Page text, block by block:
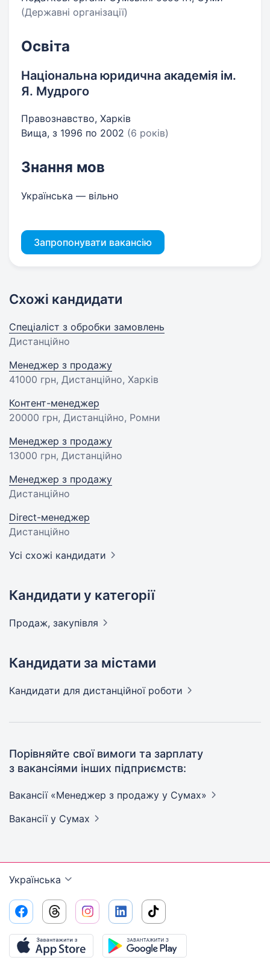
(Державні організації)
Освіта
Національна юридична академія ім.
Я. Мудрого
Правознавство, Харків
Вища, з 1996 по 2002 (6 років)
Знання мов
Українська — вільно
Запропонувати вакансію
Схожі кандидати
Спеціаліст з обробки замовлень
Дистанційно
Менеджер з продажу
41000 грн, Дистанційно, Харків
Контент-менеджер
20000 грн, Дистанційно, Ромни
Менеджер з продажу
13000 грн, Дистанційно
Менеджер з продажу
Дистанційно
Direct-менеджер
Дистанційно
Усі схожі кандидати
Кандидати у категорії
Продаж, закупівля
Кандидати за містами
Кандидати для дистанційної роботи
Порівняйте свої вимоги та зарплату
з вакансіями інших підприємств:
Вакансії «Менеджер з продажу у Сумах»
Вакансії у Сумах
Українська